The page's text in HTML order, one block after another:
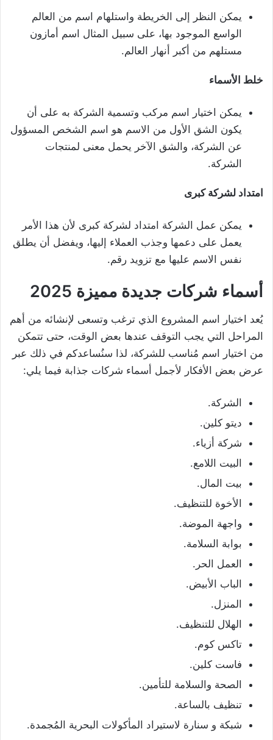
يمكن النظر إلى الخريطة واستلهام اسم من العالم
الواسع الموجود بها، على سبيل المثال اسم أمازون
مستلهم من أكبر أنهار العالم.
خلط الأسماء
يمكن اختيار اسم مركب وتسمية الشركة به على أن
يكون الشق الأول من الاسم هو اسم الشخص المسؤول
عن الشركة، والشق الآخر يحمل معنى لمنتجات
الشركة.
امتداد لشركة كبرى
يمكن عمل الشركة امتداد لشركة كبرى لأن هذا الأمر
يعمل على دعمها وجذب العملاء إليها، ويفضل أن يطلق
نفس الاسم عليها مع تزويد رقم.
أسماء شركات جديدة مميزة 2025
يُعد اختيار اسم المشروع الذي ترغب وتسعى لإنشائه من أهم
المراحل التي يجب التوقف عندها بعض الوقت، حتى تتمكن
من اختيار اسم مُناسب للشركة، لذا سنُساعدكم في ذلك عبر
عرض بعض الأفكار لأجمل أسماء شركات جذابة فيما يلي:
الشركة.
ديتو كلين.
شركة أزياء.
البيت اللامع.
بيت المال.
الأخوة للتنظيف.
واجهة الموضة.
بوابة السلامة.
العمل الحر.
الباب الأبيض.
المنزل.
الهلال للتنظيف.
تاكس كوم.
فاست كلين.
الصحة والسلامة للتأمين.
تنظيف بالساعة.
شبكة و سنارة لاستيراد المأكولات البحرية المُجمدة.